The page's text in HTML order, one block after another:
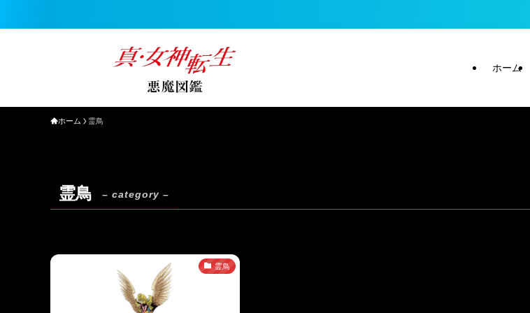
ホーム
ホーム 霊鳥
霊鳥 – category –
霊鳥